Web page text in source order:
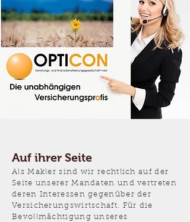
Auf ihrer Seite
Als Makler sind wir rechtlich auf der
Seite unserer Mandaten und vertreten
deren Interessen gegenüber der
Versicherungswirtschaft. Für die
Bevollmächtigung unseres